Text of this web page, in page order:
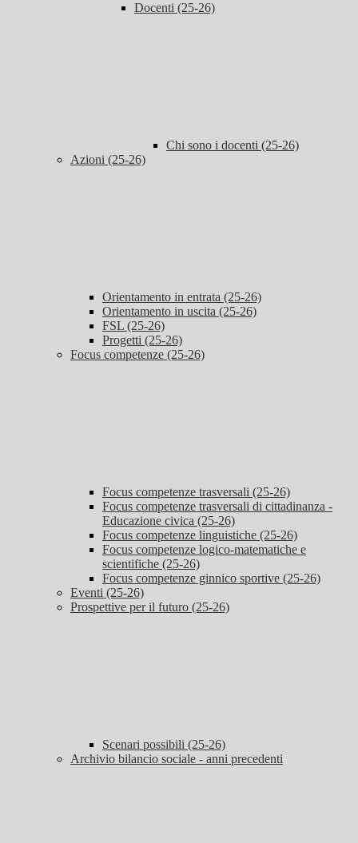
Docenti (25-26)
Chi sono i docenti (25-26)
Azioni (25-26)
Orientamento in entrata (25-26)
Orientamento in uscita (25-26)
FSL (25-26)
Progetti (25-26)
Focus competenze (25-26)
Focus competenze trasversali (25-26)
Focus competenze trasversali di cittadinanza -
Educazione civica (25-26)
Focus competenze linguistiche (25-26)
Focus competenze logico-matematiche e
scientifiche (25-26)
Focus competenze ginnico sportive (25-26)
Eventi (25-26)
Prospettive per il futuro (25-26)
Scenari possibili (25-26)
Archivio bilancio sociale - anni precedenti